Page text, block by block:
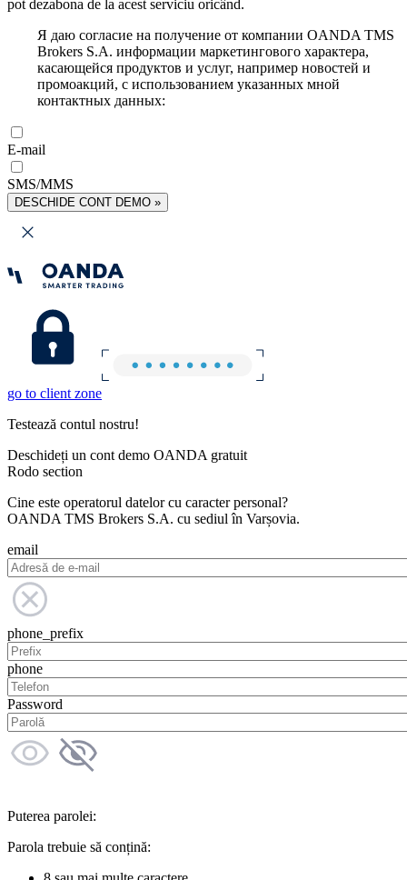
pot dezabona de la acest serviciu oricând.
Я даю согласие на получение от компании OANDA TMS
Brokers S.A. информации маркетингового характера,
касающейся продуктов и услуг, например новостей и
промоакций, с использованием указанных мной
контактных данных:
E-mail
SMS/MMS
DESCHIDE CONT DEMO »
go to client zone
Testează contul nostru!
Deschideți un cont demo OANDA gratuit
Rodo section
Cine este operatorul datelor cu caracter personal?
OANDA TMS Brokers S.A. cu sediul în Varșovia.
email
phone_prefix
phone
Password
Puterea parolei:
Parola trebuie să conțină: